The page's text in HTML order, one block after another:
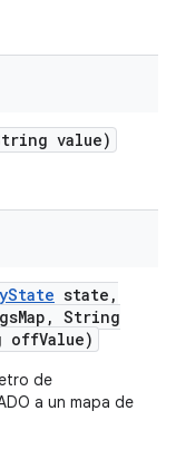
value)
State state ,
Map , String
offValue)
de
a un mapa de